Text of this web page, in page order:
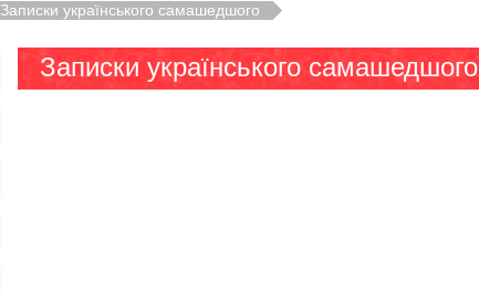
Записки українського самашедшого
Записки українського самашедшого